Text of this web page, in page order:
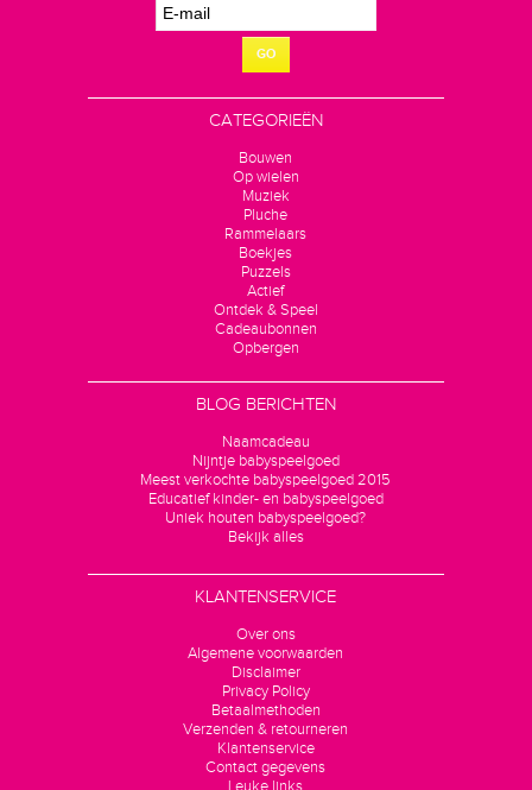
GO
CATEGORIEËN
Bouwen
Op wielen
Muziek
Pluche
Rammelaars
Boekjes
Puzzels
Actief
Ontdek & Speel
Cadeaubonnen
Opbergen
BLOG BERICHTEN
Naamcadeau
Nijntje babyspeelgoed
Meest verkochte babyspeelgoed 2015
Educatief kinder- en babyspeelgoed
Uniek houten babyspeelgoed?
Bekijk alles
KLANTENSERVICE
Over ons
Algemene voorwaarden
Disclaimer
Privacy Policy
Betaalmethoden
Verzenden & retourneren
Klantenservice
Contact gegevens